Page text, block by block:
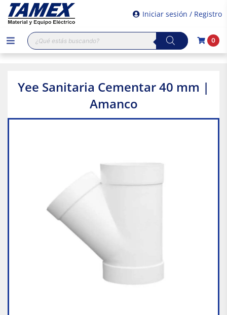
Iniciar sesión / Registro
Búsqueda
de
productos
0
Yee Sanitaria Cementar 40 mm |
Amanco